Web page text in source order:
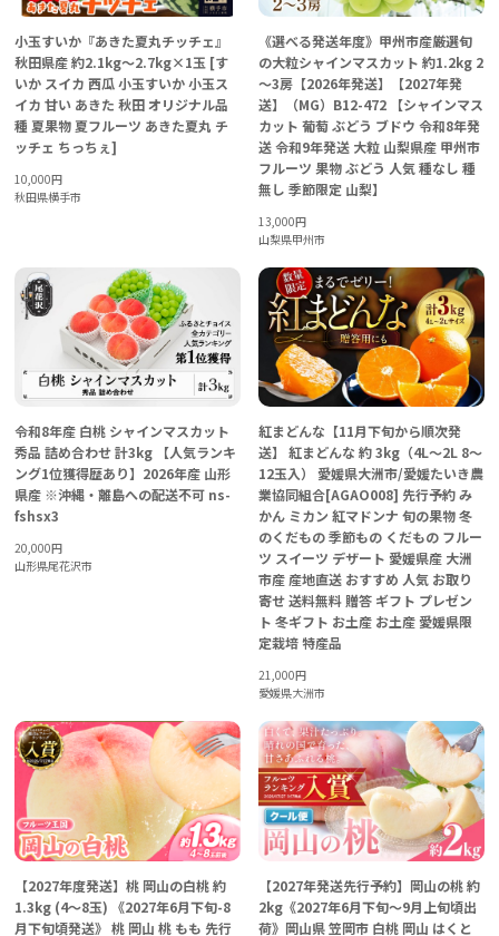
小玉すいか『あきた夏丸チッチェ』
秋田県産 約2.1kg～2.7kg×1玉 [す
いか スイカ 西瓜 小玉すいか 小玉ス
イカ 甘い あきた 秋田 オリジナル品
種 夏果物 夏フルーツ あきた夏丸 チ
ッチェ ちっちぇ]
10,000円
秋田県横手市
《選べる発送年度》甲州市産厳選旬
の大粒シャインマスカット 約1.2kg 2
～3房【2026年発送】【2027年発
送】（MG）B12-472 【シャインマス
カット 葡萄 ぶどう ブドウ 令和8年発
送 令和9年発送 大粒 山梨県産 甲州市
フルーツ 果物 ぶどう 人気 種なし 種
無し 季節限定 山梨】
13,000円
山梨県甲州市
令和8年産 白桃 シャインマスカット
秀品 詰め合わせ 計3kg 【人気ランキ
ング1位獲得歴あり】2026年産 山形
県産 ※沖縄・離島への配送不可 ns-
fshsx3
20,000円
山形県尾花沢市
紅まどんな【11月下旬から順次発
送】 紅まどんな 約 3kg（4L〜2L 8〜
12玉入） 愛媛県大洲市/愛媛たいき農
業協同組合[AGAO008] 先行予約 み
かん ミカン 紅マドンナ 旬の果物 冬
のくだもの 季節もの くだもの フルー
ツ スイーツ デザート 愛媛県産 大洲
市産 産地直送 おすすめ 人気 お取り
寄せ 送料無料 贈答 ギフト プレゼン
ト 冬ギフト お土産 お土産 愛媛県限
定栽培 特産品
21,000円
愛媛県大洲市
【2027年度発送】桃 岡山の白桃 約
1.3kg (4～8玉) 《2027年6月下旬-8
月下旬頃発送》 桃 岡山 桃 もも 先行
【2027年発送先行予約】岡山の桃 約
2kg《2027年6月下旬～9月上旬頃出
荷》岡山県 笠岡市 白桃 岡山 はくと